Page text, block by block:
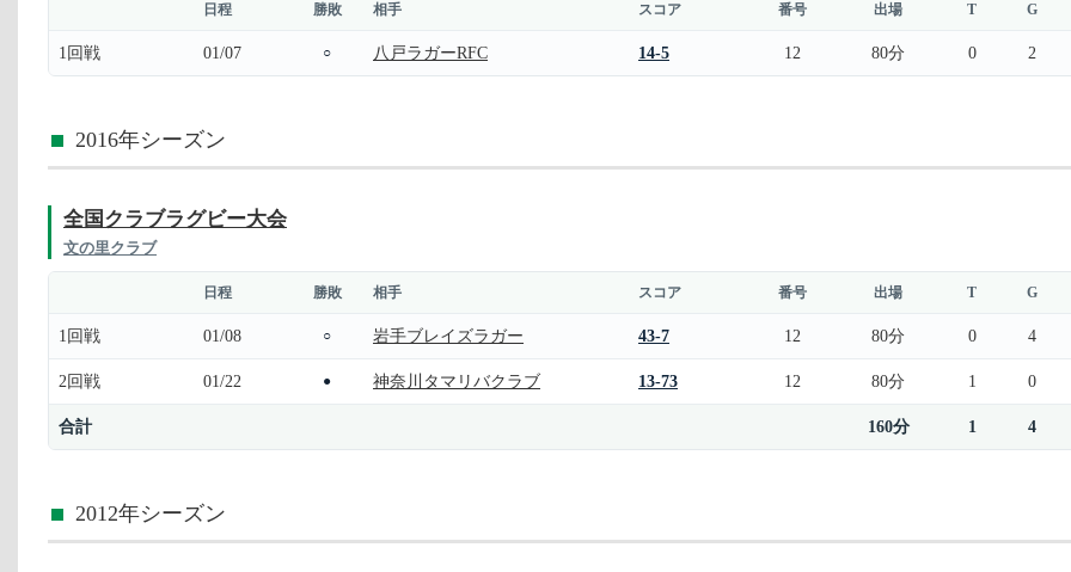
日程 勝敗 相手 スコア 番号 出場 T G
1回戦 01/07 ○ 八戸ラガーRFC 14-5 12 80分 0 2
2016年シーズン
全国クラブラグビー大会
文の里クラブ
日程 勝敗 相手 スコア 番号 出場 T G
1回戦 01/08 ○ 岩手ブレイズラガー 43-7 12 80分 0 4
2回戦 01/22 ● 神奈川タマリバクラブ 13-73 12 80分 1 0
合計 160分 1 4
2012年シーズン